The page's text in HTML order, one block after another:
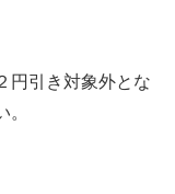
円引き対象外とな